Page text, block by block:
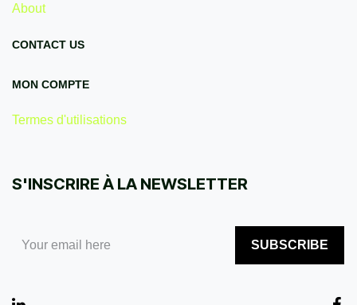
About
CONTACT US
MON COMPTE
Termes d'utilisations
S'INSCRIRE À LA NEWSLETTER
SUBSCRIBE